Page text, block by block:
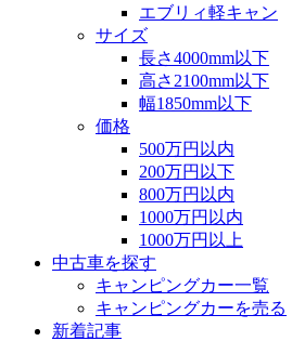
エブリィ軽キャン
サイズ
長さ4000mm以下
高さ2100mm以下
幅1850mm以下
価格
500万円以内
200万円以下
800万円以内
1000万円以内
1000万円以上
中古車を探す
キャンピングカー一覧
キャンピングカーを売る
新着記事